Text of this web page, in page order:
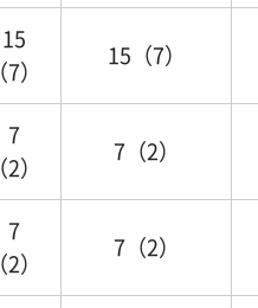
15
（7）
15（7）
7
（2）
7（2）
7
（2）
7（2）